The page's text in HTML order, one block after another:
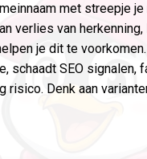
met streepje
verlies van
je dit te
schaadt SEO signalen,
risico. Denk aan